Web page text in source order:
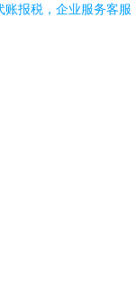
账报税，企业服务客服